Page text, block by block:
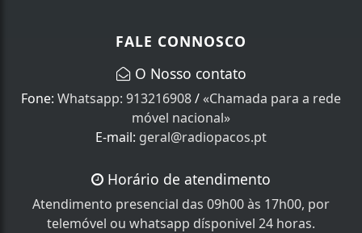
FALE CONNOSCO
O Nosso contato
Fone: Whatsapp: 913216908/«Chamada para a rede
móvel nacional»
E-mail: geral@radiopacos.pt
Horário de atendimento
Atendimento presencial das 09h00 às 17h00, por
telemóvel ou whatsapp dísponivel 24 horas.